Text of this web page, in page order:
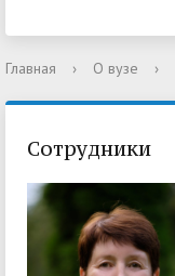
Главная › О вузе ›
Сотрудники